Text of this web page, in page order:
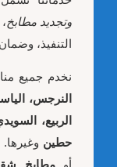
وتجديد مطابخ
التنفيذ،
نخدم جميع
النرجس،
الربيع،
حطين
أومطابخ